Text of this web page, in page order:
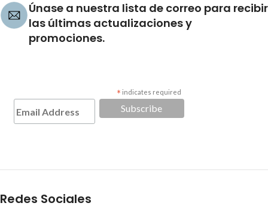
Únase a nuestra lista de correo para recibir
las últimas actualizaciones y
promociones.
* indicates required
Redes Sociales